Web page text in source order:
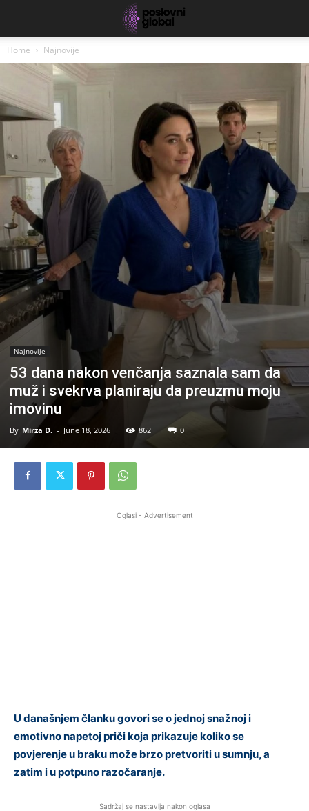
Home Najnovije
Najnovije
53 dana nakon venčanja saznala sam da
muž i svekrva planiraju da preuzmu moju
imovinu
By Mirza D. - June 18, 2026 862 0
Oglasi - Advertisement
U današnjem članku govori se o jednoj snažnoj i
emotivno napetoj priči koja prikazuje koliko se
povjerenje u braku može brzo pretvoriti u sumnju, a
zatim i u potpuno razočaranje.
Sadržaj se nastavlja nakon oglasa